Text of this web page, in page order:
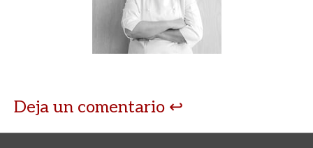
Deja un comentario